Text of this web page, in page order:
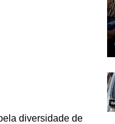
diversidade de